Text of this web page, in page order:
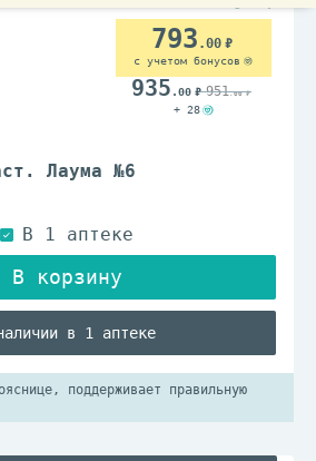
Лаума №6
в 1 аптеке
793 .00
с учетом бонусов
935 .00 951.00
+ 28
поддерживает правильную